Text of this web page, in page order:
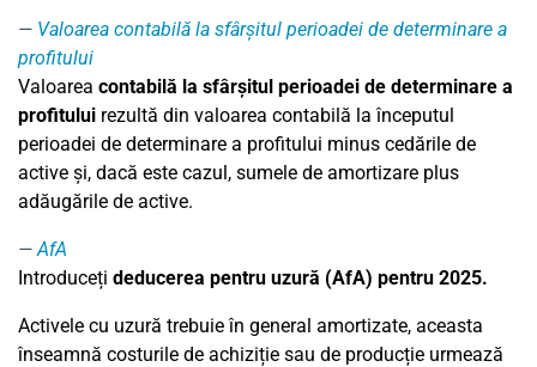
Valoarea contabilă la sfârșitul perioadei de determinare a
profitului
Valoarea contabilă la sfârșitul perioadei de determinare a
profitului rezultă din valoarea contabilă la începutul
perioadei de determinare a profitului minus cedările de
active și, dacă este cazul, sumele de amortizare plus
adăugările de active.
AfA
Introduceți deducerea pentru uzură (AfA) pentru 2025.
Activele cu uzură trebuie în general amortizate, aceasta
înseamnă costurile de achiziție sau de producție urmează